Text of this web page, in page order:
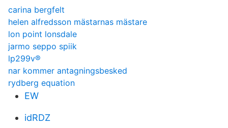
carina bergfelt
helen alfredsson mästarnas mästare
lon point lonsdale
jarmo seppo spiik
lp299v®
nar kommer antagningsbesked
rydberg equation
EW
idRDZ